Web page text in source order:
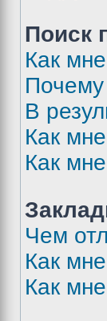
Поиск
Как
Почему
В
Как
Как
Чем
Как
Как